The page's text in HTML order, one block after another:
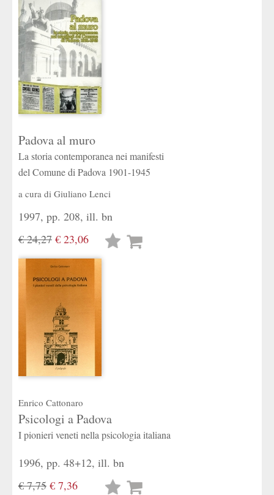
Padova al muro
La storia contemporanea nei manifesti
del Comune di Padova 1901-1945
a cura di Giuliano Lenci
1997, pp. 208, ill. bn
€ 24,27 € 23,06
Lista
Enrico Cattonaro
Psicologi a Padova
I pionieri veneti nella psicologia italiana
1996, pp. 48+12, ill. bn
€ 7,75 € 7,36
Lista